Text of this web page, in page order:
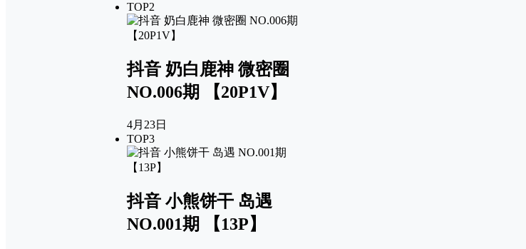
TOP2
抖音 奶白鹿神 微密圈
NO.006期 【20P1V】
4月23日
TOP3
抖音 小熊饼干 岛遇
NO.001期 【13P】